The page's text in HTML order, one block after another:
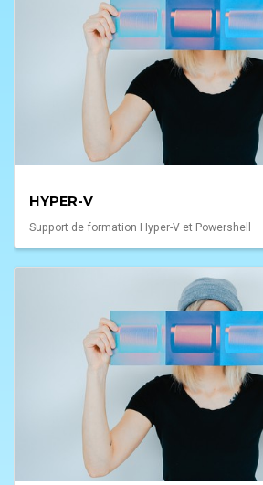
HYPER-V
Support de formation Hyper-V et Powershell